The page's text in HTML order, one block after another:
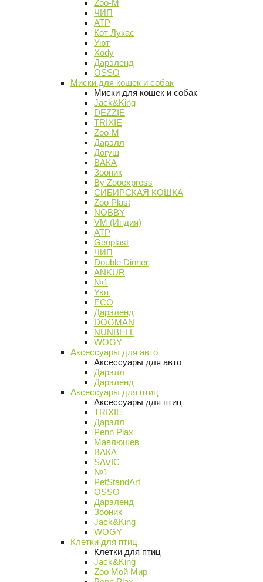
Zoo-M
ЧИП
АТР
Кот Лукас
Уют
Xody
Дарэленд
OSSO
Миски для кошек и собак
Миски для кошек и собак
Jack&King
DEZZIE
TRIXIE
Zoo-M
Дарэлл
Догуш
ВАКА
Зооник
By Zooexpress
СИБИРСКАЯ КОШКА
Zoo Plast
NOBBY
VM (Индия)
АТР
Geoplast
ЧИП
Double Dinner
ANKUR
№1
Уют
ECO
Дарэленд
DOGMAN
NUNBELL
WOGY
Аксессуары для авто
Аксессуары для авто
Дарэлл
Дарэленд
Аксессуары для птиц
Аксессуары для птиц
TRIXIE
Дарэлл
Penn Plax
Мавлюшев
ВАКА
SAVIC
№1
PetStandArt
OSSO
Дарэленд
Зооник
Jack&King
WOGY
Клетки для птиц
Клетки для птиц
Jack&King
Zoo Мой Мир